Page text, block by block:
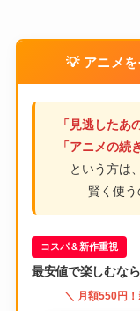
💡 アニメ
「見逃したあ
「アニメの続
という方は
賢く使
コスパ＆新作重視
最安値で楽しむな
＼ 月額550円